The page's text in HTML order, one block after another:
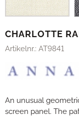
CHARLOTTE
Artikelnr.: AT9841
An unusual
screen panel. The